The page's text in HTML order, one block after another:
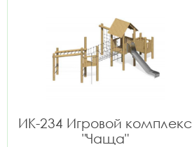
ИК-234 Игровой комплекс
"Чаща"